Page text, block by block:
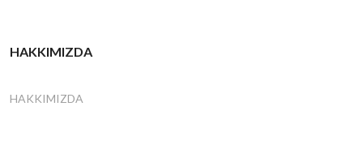
HAKKIMIZDA
HAKKIMIZDA